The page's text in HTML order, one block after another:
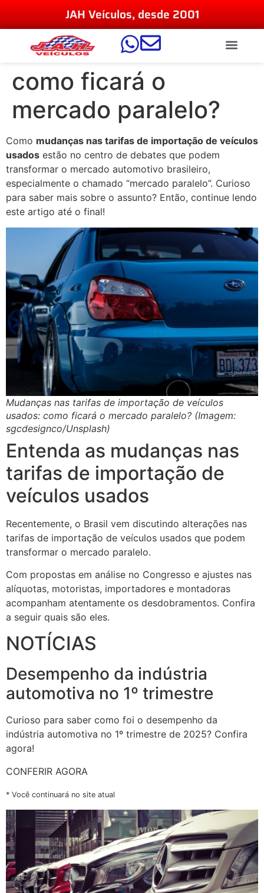
JAH Veículos, desde 2001
como ficará o
mercado paralelo?
Como mudanças nas tarifas de importação de veículos
usados estão no centro de debates que podem
transformar o mercado automotivo brasileiro,
especialmente o chamado “mercado paralelo”. Curioso
para saber mais sobre o assunto? Então, continue lendo
este artigo até o final!
Mudanças nas tarifas de importação de veículos
usados: como ficará o mercado paralelo? (Imagem:
sgcdesignco/Unsplash)
Entenda as mudanças nas
tarifas de importação de
veículos usados
Recentemente, o Brasil vem discutindo alterações nas
tarifas de importação de veículos usados que podem
transformar o mercado paralelo.
Com propostas em análise no Congresso e ajustes nas
alíquotas, motoristas, importadores e montadoras
acompanham atentamente os desdobramentos. Confira
a seguir quais são eles.
NOTÍCIAS
Desempenho da indústria
automotiva no 1º trimestre
Curioso para saber como foi o desempenho da
indústria automotiva no 1º trimestre de 2025? Confira
agora!
CONFERIR AGORA
* Você continuará no site atual